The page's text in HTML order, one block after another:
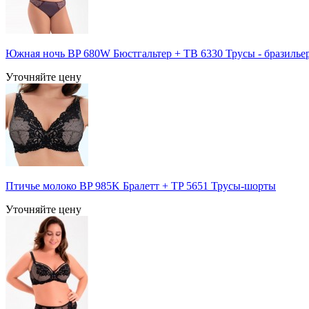
Южная ночь BP 680W Бюстгальтер + TB 6330 Трусы -
Уточняйте цену
Птичье молоко BP 985K Бралетт + TP 5651 Трусы-шорты
Уточняйте цену